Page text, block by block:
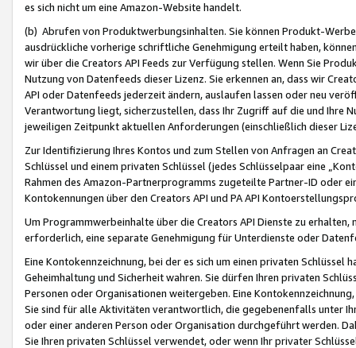
es sich nicht um eine Amazon-Website handelt.
(b) Abrufen von Produktwerbungsinhalten. Sie können Produkt-
ausdrückliche vorherige schriftliche Genehmigung erteilt haben,
wir über die Creators API Feeds zur Verfügung stellen. Wenn Sie
Nutzung von Datenfeeds dieser Lizenz. Sie erkennen an, dass wir
API oder Datenfeeds jederzeit ändern, auslaufen lassen oder neu
Verantwortung liegt, sicherzustellen, dass Ihr Zugriff auf die und Ihre
jeweiligen Zeitpunkt aktuellen Anforderungen (einschließlich dieser
Zur Identifizierung Ihres Kontos und zum Stellen von Anfragen an
Schlüssel und einem privaten Schlüssel (jedes Schlüsselpaar eine
Rahmen des Amazon-Partnerprogramms zugeteilte Partner-ID oder
Kontokennungen über den Creators API und PA API
Um Programmwerbeinhalte über die Creators API Dienste zu
erforderlich, eine separate Genehmigung für Unterdienste oder
Eine Kontokennzeichnung, bei der es sich um einen privaten
Geheimhaltung und Sicherheit wahren. Sie dürfen Ihren privaten
Personen oder Organisationen weitergeben. Eine
Sie sind für alle Aktivitäten verantwortlich, die gegebenenfalls unter
oder einer anderen Person oder Organisation durchgeführt werden.
Sie Ihren privaten Schlüssel verwendet, oder wenn Ihr privater